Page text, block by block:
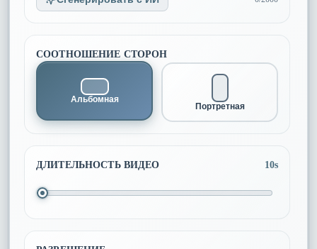
СООТНОШЕНИЕ СТОРОН
Альбомная
Портретная
ДЛИТЕЛЬНОСТЬ ВИДЕО 10s